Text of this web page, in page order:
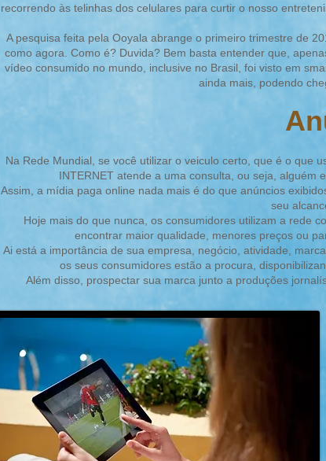
recorrendo às telinhas dos celulares
A pesquisa feita pela Ooyala abrange o primeiro trimestre de
como agora. Como é? Duvida? Bem basta entender que,
vídeo consumido no mundo, inclusive no Brasil, foi visto em
ainda mais, podendo
Na Rede Mundial, se você utilizar o veiculo certo, que é o que
INTERNET atende a uma consulta, ou seja, alguém
Assim, a mídia paga online nada mais é do que anúncios
seu
Hoje mais do que nunca, os consumidores utilizam a rede
encontrar maior qualidade, menores preços ou
Ai está a importância de sua empresa, negócio, atividade,
os seus consumidores estão a procura,
Além disso, prospectar sua marca junto a produções